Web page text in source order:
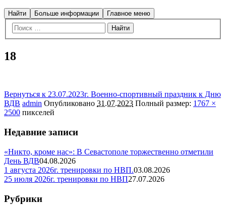
Найти Больше информации Главное меню
18
Вернуться к 23.07.2023г. Военно-спортивный праздник к Дню
ВДВ admin Опубликовано 31.07.2023 Полный размер: 1767 ×
2500 пикселей
Недавние записи
«Никто, кроме нас»: В Севастополе торжественно отметили
День ВДВ04.08.2026
1 августа 2026г. тренировки по НВП.03.08.2026
25 июля 2026г. тренировки по НВП27.07.2026
Рубрики